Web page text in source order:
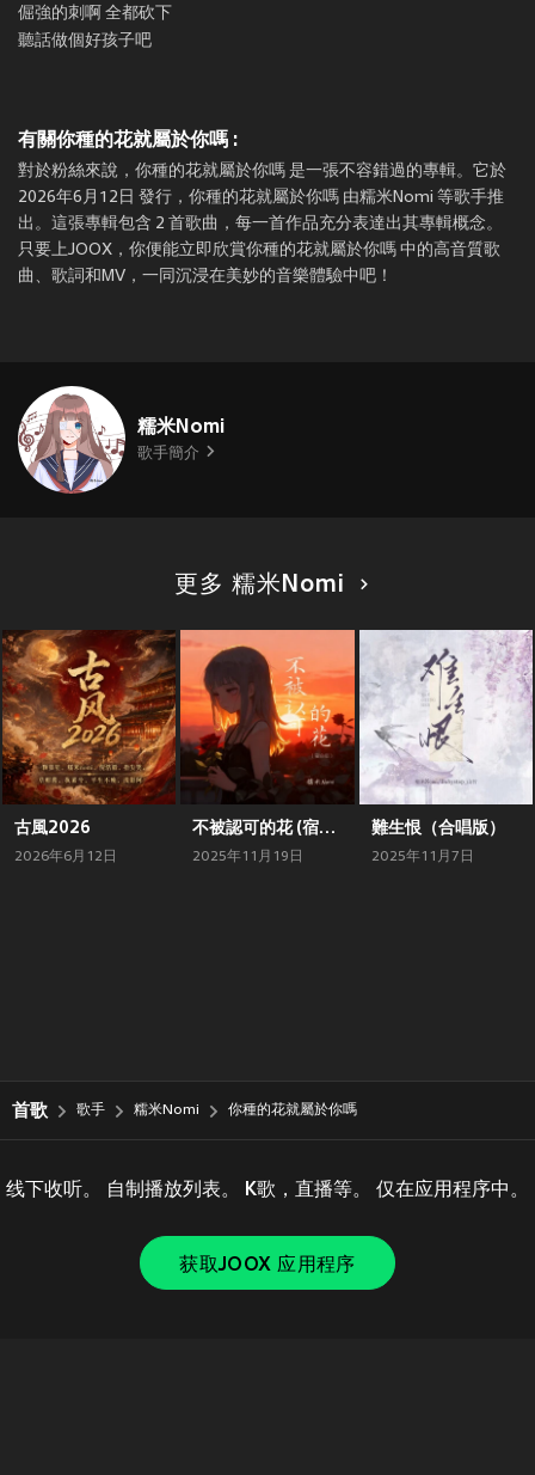
倔強的刺啊 全都砍下
聽話做個好孩子吧
有關你種的花就屬於你嗎 :
對於粉絲來說，你種的花就屬於你嗎 是一張不容錯過的專輯。它於
2026年6月12日 發行，你種的花就屬於你嗎 由糯米Nomi 等歌手推
出。這張專輯包含 2 首歌曲，每一首作品充分表達出其專輯概念。
只要上JOOX，你便能立即欣賞你種的花就屬於你嗎 中的高音質歌
曲、歌詞和MV，一同沉浸在美妙的音樂體驗中吧！
糯米Nomi
歌手簡介
更多 糯米Nomi
古風2026
2026年6月12日
不被認可的花 (宿命版)
2025年11月19日
難生恨（合唱版）
2025年11月7日
首歌 歌手 糯米Nomi 你種的花就屬於你嗎
线下收听。 自制播放列表。 K歌，直播等。 仅在应用程序中。
获取JOOX 应用程序